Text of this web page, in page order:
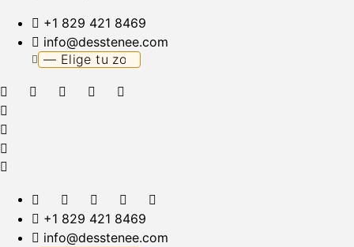
+1 829 421 8469
info@desstenee.com
+1 829 421 8469
info@desstenee.com